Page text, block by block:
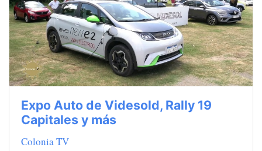
Expo Auto de Videsold, Rally 19
Capitales y más
Colonia TV